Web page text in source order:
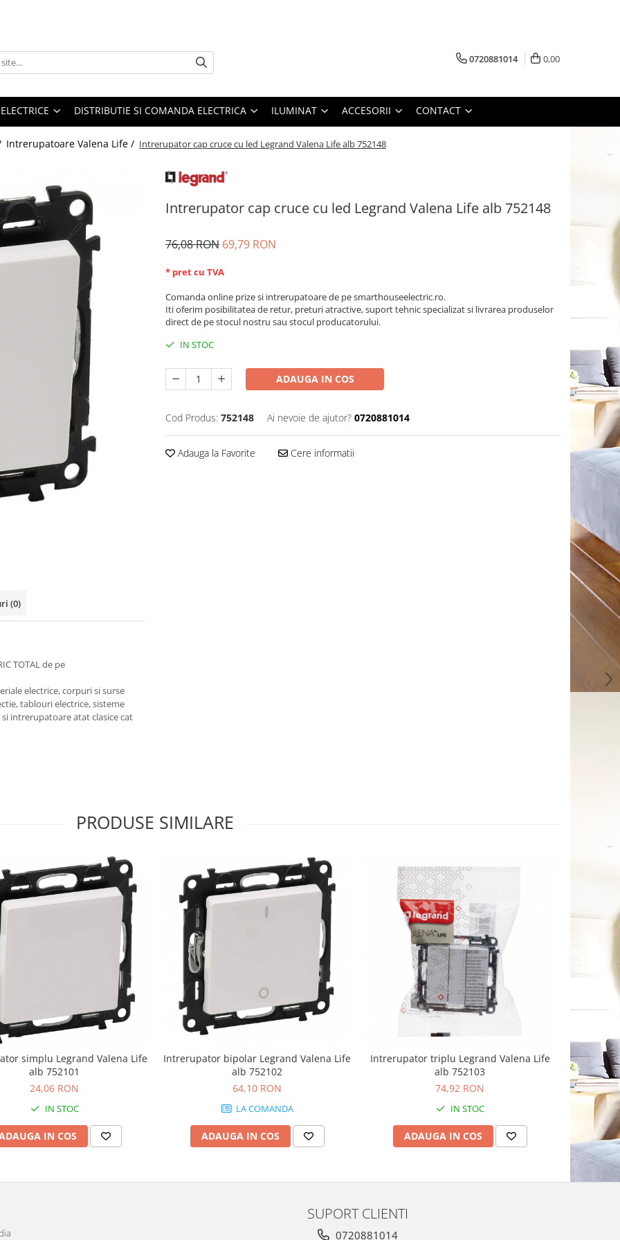
0720881014 0,00
DISTRIBUTIE SI COMANDA ELECTRICA ILUMINAT ACCESORII CONTACT
Intrerupatoare Valena Life / Intrerupator cap cruce cu led Legrand Valena Life alb 752148
Intrerupator cap cruce cu led Legrand Valena Life alb 752148
76,08 RON 69,79 RON
* pret cu TVA
Comanda online prize si intrerupatoare de pe smarthouseelectric.ro.
Iti oferim posibilitatea de retur, preturi atractive, suport tehnic specializat si livrarea produselor
direct de pe stocul nostru sau stocul producatorului.
IN STOC
ADAUGA IN COS
Cod Produs: 752148 Ai nevoie de ajutor? 0720881014
Adauga la Favorite Cere informatii
(0)
TOTAL de pe
electrice, corpuri si surse
tablouri electrice, sisteme
intrerupatoare atat clasice cat
PRODUSE SIMILARE
simplu Legrand Valena Life
alb 752101
24,06 RON
IN STOC
IN COS
Intrerupator bipolar Legrand Valena Life
alb 752102
64,10 RON
LA COMANDA
ADAUGA IN COS
Intrerupator triplu Legrand Valena Life
alb 752103
74,92 RON
IN STOC
ADAUGA IN COS
SUPORT CLIENTI
0720881014